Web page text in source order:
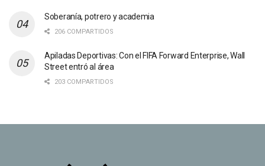
Soberanía, potrero y academia
206 COMPARTIDOS
Apiladas Deportivas: Con el FIFA Forward Enterprise, Wall
Street entró al área
203 COMPARTIDOS